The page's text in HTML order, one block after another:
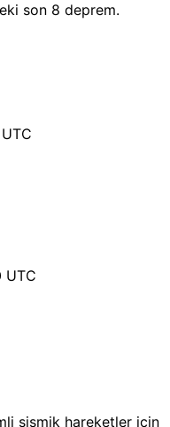
son 8 deprem.
UTC
sismik hareketler icin